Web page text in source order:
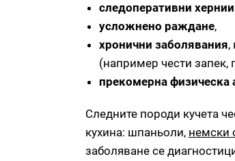
следоперативни хернии
усложнено раждане,
хронични заболявания,
(например чести запек,
прекомерна физическа
Следните породи кучета
кухина: шпаньоли, немски
заболяване се